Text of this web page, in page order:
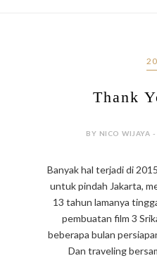
Thank
BY NICO WIJAYA
Banyak hal terjadi di
untuk pindah Jakarta,
13 tahun lamanya
pembuatan film 3
beberapa bulan
Dan traveling